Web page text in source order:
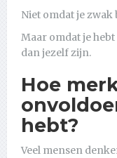
Niet omdat je zwak
Maar omdat je
dan jezelf zijn.
Hoe
hebt?
Veel mensen